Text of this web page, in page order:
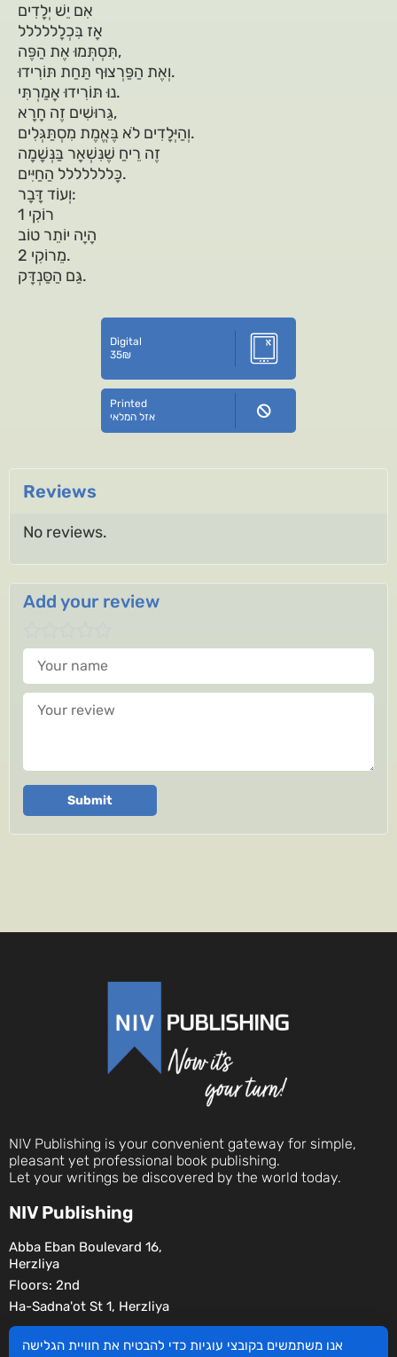
אִם יֵשׁ יְלָדִים
אָז בִּכְלָללללל
תִּסְתְּמוּ אֶת הַפֶּה,
וְאֶת הַפַּרְצוּף תַּחַת תּוֹרִידוּ.
נוּ תּוֹרִידוּ אָמַרְתִּי.
גֵּרוּשִׁים זֶה חָרָא,
וְהַיְּלָדִים לֹא בֶּאֱמֶת מִסְתַּגְּלִים.
זֶה רֵיחַ שֶׁנִּשְׁאָר בַּנְּשָׁמָה
כָּללללללל הַחַיִּים.
וְעוֹד דָּבָר:
רוֹקִי 1
הָיָה יוֹתֵר טוֹב
מֵרוֹקִי 2.
גַּם הַסַּנְדָּק.
Digital
35₪
Printed
אזל המלאי
Reviews
No reviews.
Add your review
Your name
Your review
Submit
NIV Publishing is your convenient gateway for simple,
pleasant yet professional book publishing.
Let your writings be discovered by the world today.
NIV Publishing
Abba Eban Boulevard 16,
Herzliya
Floors: 2nd
Ha-Sadna'ot St 1, Herzliya
Social
אנו משתמשים בקובצי עוגיות כדי להבטיח את חוויית הגלישה